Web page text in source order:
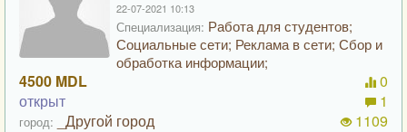
22-07-2021 10:13
Специализация: Работа для студентов;
Социальные сети; Реклама в сети; Сбор и
обработка информации;
4500 MDL
открыт
город: _Другой город
0
1
1109